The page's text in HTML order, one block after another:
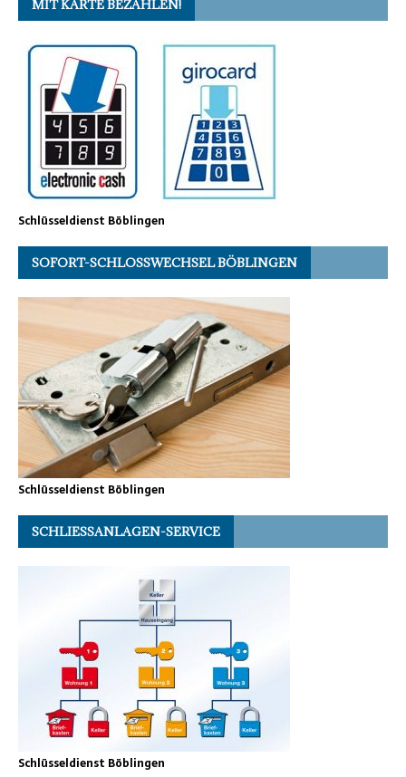
MIT KARTE BEZAHLEN!
Schlüsseldienst Böblingen
SOFORT-SCHLOSSWECHSEL BÖBLINGEN
Schlüsseldienst Böblingen
SCHLIESSANLAGEN-SERVICE
Schlüsseldienst Böblingen